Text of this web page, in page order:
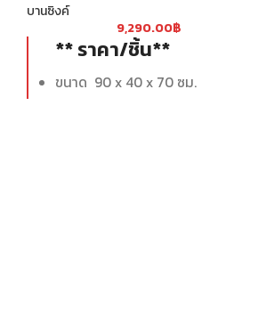
บานซิงค์
9,290.00฿
** ราคา/ชิ้น**
ขนาด 90 x 40 x 70 ซม.